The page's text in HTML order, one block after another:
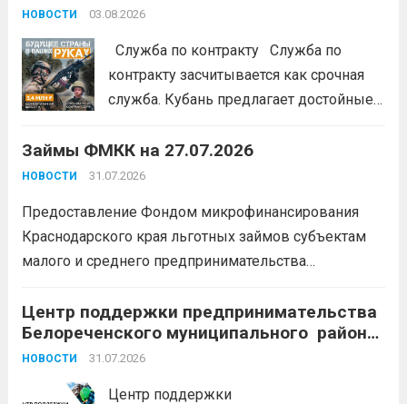
#ЭстафетаМоиФинансы
НОВОСТИ 03.08.2026
Служба по контракту Служба по
контракту засчитывается как срочная
служба. Кубань предлагает достойные
защиту Отечества:
единовременно;
каникулы;
сохранение места...Читать
дальше
Займы ФМКК на 27.07.2026
НОВОСТИ 31.07.2026
Предоставление Фондом микрофинансирования
Краснодарского края льготных займов субъектам
малого и среднего предпринимательства
5 млн. рублей Срок от 7 мес. до 36 мес. Процентная
ставка 0,1- 8,15 % годовых Возможно установление
льготного периода...
Центр поддержки предпринимательства
Белореченского муниципального района
Краснодарского края приглашает на
НОВОСТИ 31.07.2026
Центр поддержки